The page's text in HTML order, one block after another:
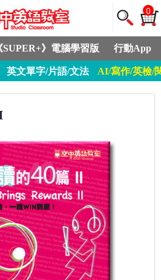
0
SUPER+》電腦學習版 行動App
英文單字/片語/文法 AI/寫作/英檢/